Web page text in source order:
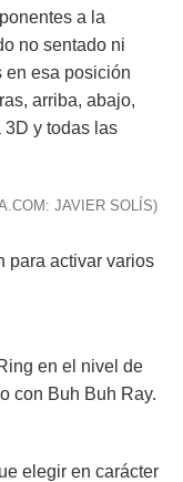
a la
no sentado ni
en esa posición
arriba, abajo,
y todas las
JAVIER SOLÍS)
para activar varios
en el nivel de
con Buh Buh Ray.
elegir en carácter